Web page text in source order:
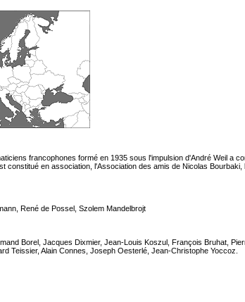
francophones formé en 1935 sous l'impulsion d'André Weil a
en association, l'Association des amis de Nicolas
René de Possel, Szolem Mandelbrojt
Borel, Jacques Dixmier, Jean-Louis Koszul, François Bruhat,
Teissier, Alain Connes, Joseph Oesterlé, Jean-Christophe Yoccoz.